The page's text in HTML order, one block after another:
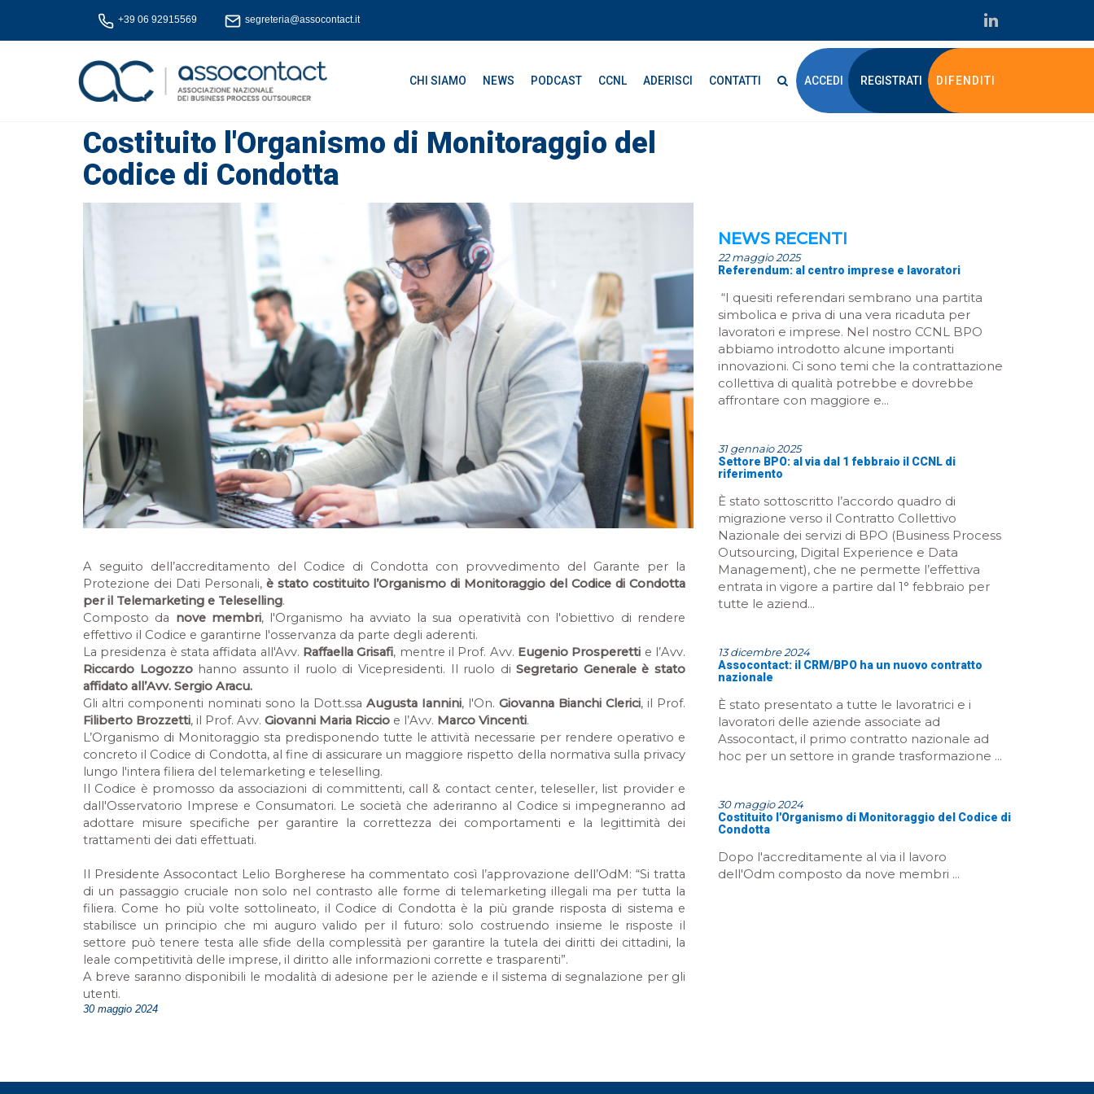
+39 06 92915569 segreteria@assocontact.it
CHI SIAMO NEWS PODCAST CCNL ADERISCI CONTATTI ACCEDI REGISTRATI DIFENDITI
Costituito l'Organismo di Monitoraggio del
Codice di Condotta
A seguito dell’accreditamento del Codice di Condotta con provvedimento del Garante per la
Protezione dei Dati Personali, è stato costituito l’Organismo di Monitoraggio del Codice di Condotta
per il Telemarketing e Teleselling.
Composto da nove membri, l'Organismo ha avviato la sua operatività con l'obiettivo di rendere
effettivo il Codice e garantirne l'osservanza da parte degli aderenti.
La presidenza è stata affidata all'Avv. Raffaella Grisafi, mentre il Prof. Avv. Eugenio Prosperetti e l’Avv.
Riccardo Logozzohanno assunto il ruolo di Vicepresidenti. Il ruolo diSegretario Generale è stato
affidato all’Avv. Sergio Aracu.
Gli altri componenti nominati sono la Dott.ssa Augusta Iannini, l'On. Giovanna Bianchi Clerici, il Prof.
Filiberto Brozzetti, il Prof. Avv. Giovanni Maria Riccio e l’Avv. Marco Vincenti.
L’Organismo di Monitoraggio sta predisponendo tutte le attività necessarie per rendere operativo e
concreto il Codice di Condotta, al fine di assicurare un maggiore rispetto della normativa sulla privacy
lungo l'intera filiera del telemarketing e teleselling.
Il Codice è promosso da associazioni di committenti, call & contact center, teleseller, list provider e
dall'Osservatorio Imprese e Consumatori. Le società che aderiranno al Codice si impegneranno ad
adottare misure specifiche per garantire la correttezza dei comportamenti e la legittimità dei
trattamenti dei dati effettuati.
Il Presidente Assocontact Lelio Borgherese ha commentato così l’approvazione dell’OdM: “Si tratta
di un passaggio cruciale non solo nel contrasto alle forme di telemarketing illegali ma per tutta la
filiera. Come ho più volte sottolineato, il Codice di Condotta è la più grande risposta di sistema e
stabilisce un principio che mi auguro valido per il futuro: solo costruendo insieme le risposte il
settore può tenere testa alle sfide della complessità per garantire la tutela dei diritti dei cittadini, la
leale competitività delle imprese, il diritto alle informazioni corrette e trasparenti”.
A breve saranno disponibili le modalità di adesione per le aziende e il sistema di segnalazione per gli
utenti.
30 maggio 2024
NEWS RECENTI
22 maggio 2025
Referendum: al centro imprese e lavoratori
“I quesiti referendari sembrano una partita
simbolica e priva di una vera ricaduta per
lavoratori e imprese. Nel nostro CCNL BPO
abbiamo introdotto alcune importanti
innovazioni. Ci sono temi che la contrattazione
collettiva di qualità potrebbe e dovrebbe
affrontare con maggiore e...
31 gennaio 2025
Settore BPO: al via dal 1 febbraio il CCNL di
riferimento
È stato sottoscritto l’accordo quadro di
migrazione verso il Contratto Collettivo
Nazionale dei servizi di BPO (Business Process
Outsourcing, Digital Experience e Data
Management), che ne permette l’effettiva
entrata in vigore a partire dal 1° febbraio per
tutte le aziend...
13 dicembre 2024
Assocontact: il CRM/BPO ha un nuovo contratto
nazionale
È stato presentato a tutte le lavoratrici e i
lavoratori delle aziende associate ad
Assocontact, il primo contratto nazionale ad
hoc per un settore in grande trasformazione ...
30 maggio 2024
Costituito l'Organismo di Monitoraggio del Codice di
Condotta
Dopo l'accreditamente al via il lavoro
dell'Odm composto da nove membri ...